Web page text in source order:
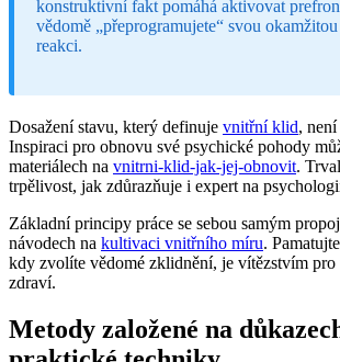
konstruktivní fakt pomáhá aktivovat
vědomě „přeprogramujete“ svou
reakci.
Dosažení stavu, který definuje vnitřní klid,
Inspiraci pro obnovu své psychické pohody
materiálech na vnitrni-klid-jak-jej-obnovit.
trpělivost, jak zdůrazňuje i expert na
Základní principy práce se sebou samým
návodech na kultivaci vnitřního míru.
kdy zvolíte vědomé zklidnění, je vítězstvím pro
zdraví.
Metody založené na